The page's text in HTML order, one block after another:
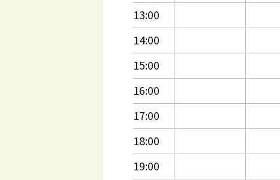
13:00
14:00
15:00
16:00
17:00
18:00
19:00